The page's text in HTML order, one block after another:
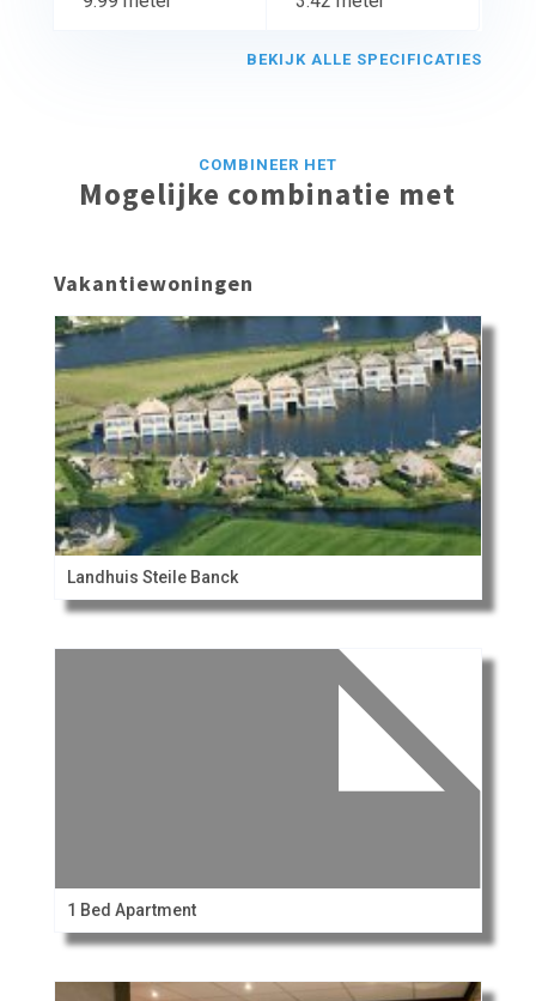
BEKIJK ALLE SPECIFICATIES
COMBINEER HET
Mogelijke combinatie met
Vakantiewoningen
Landhuis Steile Banck
1 Bed Apartment